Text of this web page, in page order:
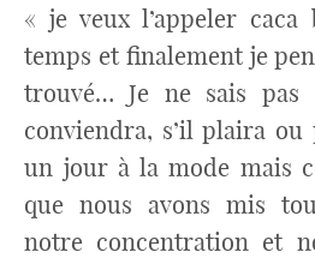
« je veux l’appeler
temps et finalement je
trouvé… Je ne sais
conviendra, s’il plaira ou
un jour à la mode mais
que nous avons mis
notre concentration et